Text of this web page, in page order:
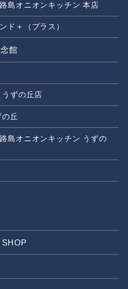
島オニオンキッチン 本店
ド＋（プラス）
館
ずの丘店
丘
島オニオンキッチン うずの